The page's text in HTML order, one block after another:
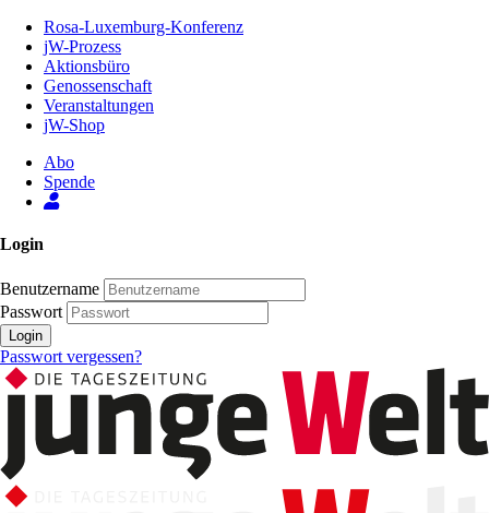
Inhalt
Seite
Rosa-Luxemburg-Konferenz
jW-Prozess
Aktionsbüro
Genossenschaft
Veranstaltungen
jW-Shop
Abo
Spende
Login
Benutzername
Passwort
Login
Passwort vergessen?